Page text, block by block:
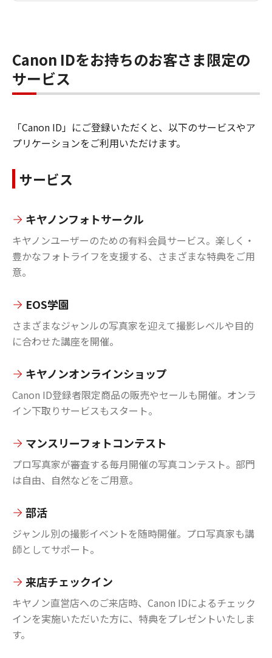
Canon IDをお持ちのお客さま限定の
サービス
「Canon ID」にご登録いただくと、以下のサービスやア
プリケーションをご利用いただけます。
サービス
キヤノンフォトサークル
キヤノンユーザーのための有料会員サービス。楽しく・
豊かなフォトライフを支援する、さまざまな特典をご用
意。
EOS学園
さまざまなジャンルの写真家を迎えて撮影レベルや目的
に合わせた講座を開催。
キヤノンオンラインショップ
Canon ID登録者限定商品の販売やセールも開催。オンラ
イン下取りサービスもスタート。
マンスリーフォトコンテスト
プロ写真家が審査する毎月開催の写真コンテスト。部門
は自由、自然などをご用意。
部活
ジャンル別の撮影イベントを随時開催。プロ写真家も講
師としてサポート。
来店チェックイン
キヤノン直営店へのご来店時、Canon IDによるチェック
インを実施いただいた方に、特典をプレゼントいたしま
す。